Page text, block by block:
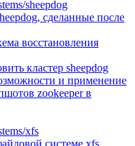
sheepdog
сделанные после
восстановления
кластер sheepdog
и применение
zookeeper в
xfs
системе xfs